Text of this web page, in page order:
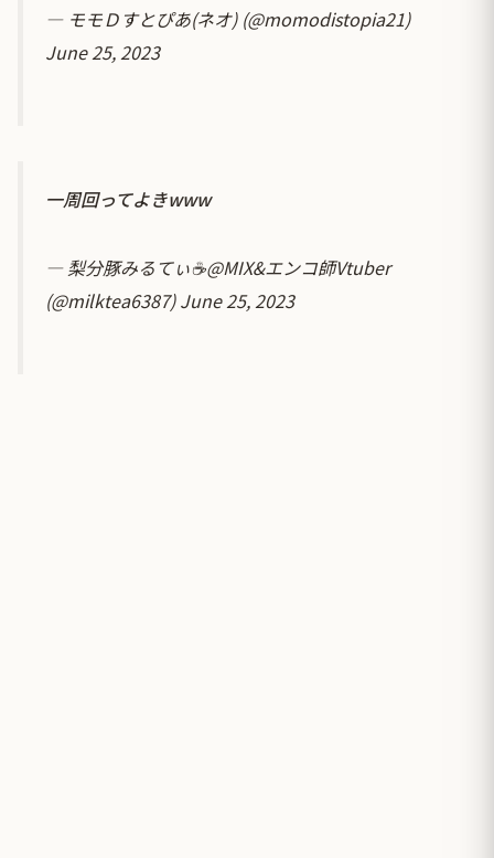
— モモＤすとぴあ(ネオ) (@momodistopia21)
June 25, 2023
一周回ってよきwww
— 梨分豚みるてぃ☕@MIX&エンコ師Vtuber
(@milktea6387)June 25, 2023